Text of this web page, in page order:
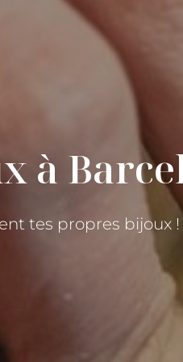
à
tes propres bijoux !